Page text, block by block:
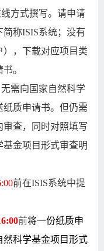
方式撰写。请申请
简称ISIS系统；没有
，下载对应项目类
。
需向国家自然科学
质申请书。但仍需
查，同时对照填写
金项目形式审查明
前在ISIS系统中提
前将一份纸质申
然科学基金项目形式